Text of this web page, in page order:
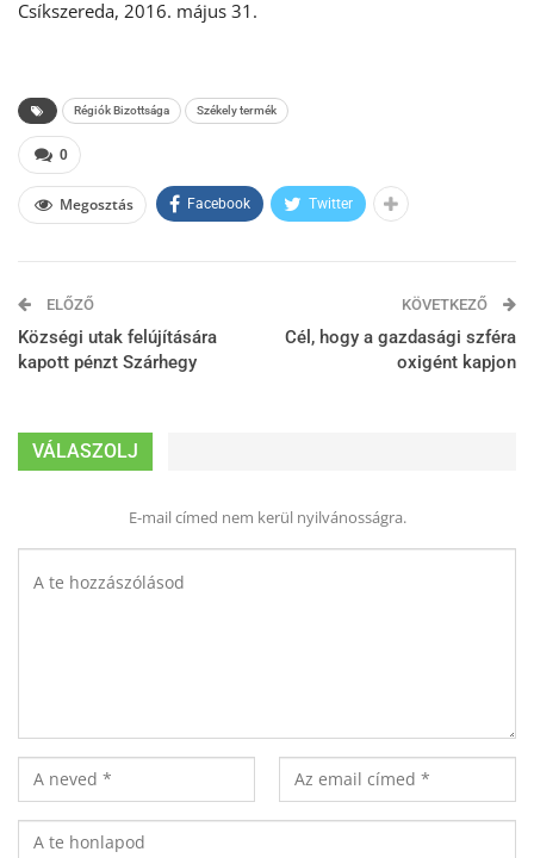
Csíkszereda, 2016. május 31.
Régiók Bizottsága Székely termék
0
Megosztás Facebook Twitter
ELŐZŐ
Községi utak felújítására
kapott pénzt Szárhegy
KÖVETKEZŐ
Cél, hogy a gazdasági szféra
oxigént kapjon
VÁLASZOLJ
E-mail címed nem kerül nyilvánosságra.